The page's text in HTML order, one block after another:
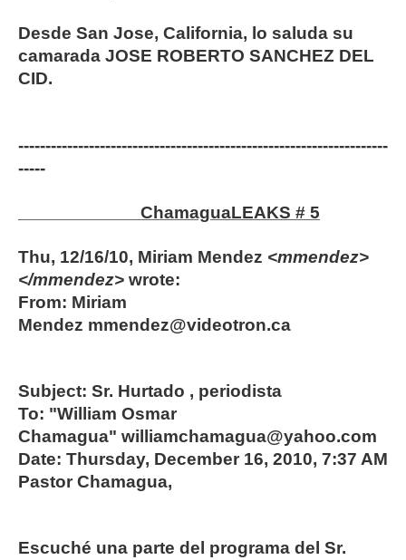
Desde San Jose, California, lo saluda su
camarada JOSE ROBERTO SANCHEZ DEL
CID.
--------------------------------------------------------------------
-----
ChamaguaLEAKS # 5
Thu, 12/16/10, Miriam Mendez <mmendez>
</mmendez> wrote:
From: Miriam
Mendez mmendez@videotron.ca
Subject: Sr. Hurtado , periodista
To: "William Osmar
Chamagua" williamchamagua@yahoo.com
Date: Thursday, December 16, 2010, 7:37 AM
Pastor Chamagua,
Escuché una parte del programa del Sr.